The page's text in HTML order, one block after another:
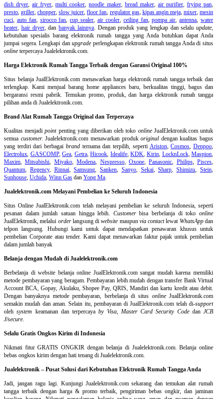
dish dryer ,air fryer ,multi cooker ,noodle maker, bread maker, air purifier, frying pan
presto ,griller ,chopper ,slow juicer ,floor fan regulator gas, kipas angin meja, mixer,mesin
cuci auto fan, sirocco fan ,cup sealer ,air cooler, ceiling fan,pompa air ,antenna ,water
heater hair dryer, dan banyak lainnya. Dengan produk yang lengkap dan selalu update
kebutuhan spesialis barang elektronik rumah tangga yang Anda butuhkan dapat Anda
jumpai segera. Lengkapi danupgrade perlengkapan elektronik rumah tangga Anda di situs
online terpercaya Jualelektronik.com.
Harga Elektronik Rumah Tangga Terbaik dengan Garansi Original 100%
Situs belanjaJualElektronik.com menawarkan harga elektronik rumah tangga terbaik dan
terlengkap. Kami menjual barang home appliances baru, berkualitas tinggi, bagus dan
bergaransi resmi pabrik. Temukan promo, produk, dan harga elektronik rumah tangga
pilihan anda di Jualelektronik.com.
Brand Alat Rumah Tangga Original dan Terpercaya
Kualitas menjadipointpenting yang diberikan oleh toko onlineJualElektronik.com untuk
semua customer. Jualelektronik.com menawarkan produkoriginal dengan kualitas bagus
yang terdiri dari berbagai brandternama dan terpilih, seperti Ariston,Cosmos ,Denpoo
Electrolux GASCOMP,Gea Getra,Hicook Idealife,KDK Kirin, LocknLock,Maspion
Maxim ,Mitsubishi Miyako,Modena Nespresso, Oxone,Panasonic Philips, Pisces
Quantum
Regency, Rinnai,Samsung ,Sanken Sanyo, Sekai,Sharp ,Shimizu ,Stein
Sunhouse Uchida Winn Gas dan Yong Ma
Jualelektronik.com Melayani Pembelian ke Seluruh Indonesia
Situs Online JualElektronik.com telah melayani pembelian ke seluruh Indonesia, seperti
pesanan dalam jumlah satuan hingga lebih. Customerbisa berbelanja di tokoonline
JualElektronik, melalui orderlangsung diwebsite maupun via contactlewat WhatsAppdan
telpon langsung
Hubungi kami untuk dapat mendapatkan penawaran khusus untuk
pembelian Corporate atau tender. Kami dapat menawarkan faktur pajak untuk pembelian
dalam jumlah banyak
Belanja dengan Mudah di Jualelektronik.com
Berbelanja diwebsite belanja online JualElektronik.com sangat mudah karena memiliki
metode pembayaran yang beragam. Pembayaran lebih mudah dengan transfer Bank Virtual
Account BCA, Gopay, Akulaku, Shopee Pay, QRIS, Mandiri dan kartu kredit atau debit.
Dengan banyaknya metode pembayaran, berbelanja di situs onlineJualElektronik.com
semakin mudah dan aman. Selain itu, pembayaran di JualElektronik.com telah di-support
olehsystem keamanan dan terpercayaby Visa, Master Card Security Codedan JCB
J/secure
Selalu Gratis Ongkos Kirim di Indonesia
Nikmati fitur GRATIS ONGKIR dengan belanja di Jualelektronik.com. Belanja online
bebas ongkos kirim dengan hati tenang di Jualelektronik.com.
Jualelektronik – Pusat Solusi dari Kebutuhan Elektronik Rumah Tangga Anda
Jadi, jangan ragu lagi. Kunjungi Jualelektronik.com sekarang dan temukan alat rumah
tangga terbaik dengan harga & promo terbaik, pengiriman bebas ongkir, dan jaminan